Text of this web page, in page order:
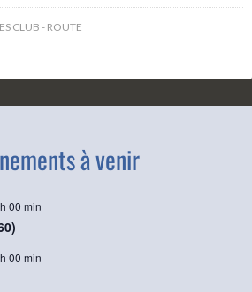
CLUB - ROUTE
à venir
00 min
00 min